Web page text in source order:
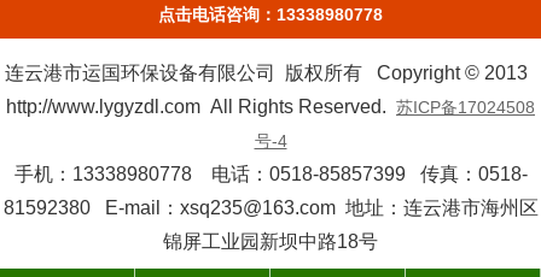
点击电话咨询：13338980778
连云港市运国环保设备有限公司 版权所有 Copyright © 2013
http://www.lygyzdl.com All Rights Reserved. 苏ICP备17024508
号-4
手机：13338980778 电话：0518-85857399 传真：0518-
81592380 E-mail：xsq235@163.com 地址：连云港市海州区
锦屏工业园新坝中路18号